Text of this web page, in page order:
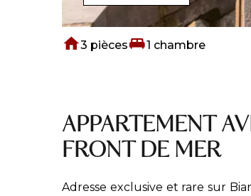
3 pièces 1 chambre
APPARTEMENT
FRONT DE MER
Adresse exclusive et rare sur